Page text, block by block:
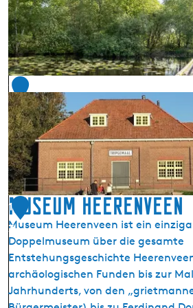
t
u
r
s
c
h
u
t
z
g
e
b
e
t
D
e
D
1
2
1
3
Museum Heerenveen
Museum Heerenveen ist ein
Doppelmuseum über die gesamte
Entstehungsgeschichte
archäologischen Funden bis zur
Jahrhunderts, von den